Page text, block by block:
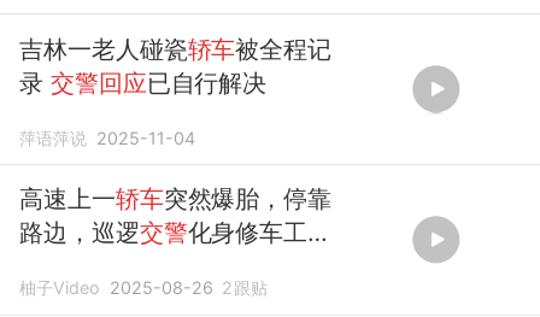
吉林一老人碰瓷轿车被全程记
录交警回应已自行解决
萍语萍说 2025-11-04
高速上一轿车突然爆胎，停靠
路边，巡逻交警化身修车工，
点赞，阜阳交警回应：本职工
柚子Video 2025-08-26 2跟贴